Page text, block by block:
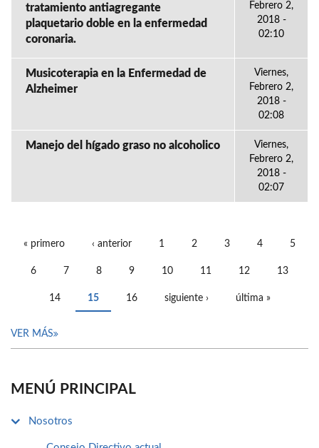
tratamiento antiagregante
plaquetario doble en la enfermedad
coronaria.
Febrero 2,
2018 -
02:10
Musicoterapia en la Enfermedad de
Alzheimer
Viernes,
Febrero 2,
2018 -
02:08
Manejo del hígado graso no alcoholico
Viernes,
Febrero 2,
2018 -
02:07
« primero ‹ anterior 1 2 3 4 5
6 7 8 9 10 11 12 13
14 15 16 siguiente › última »
VER MÁS
MENÚ PRINCIPAL
Nosotros